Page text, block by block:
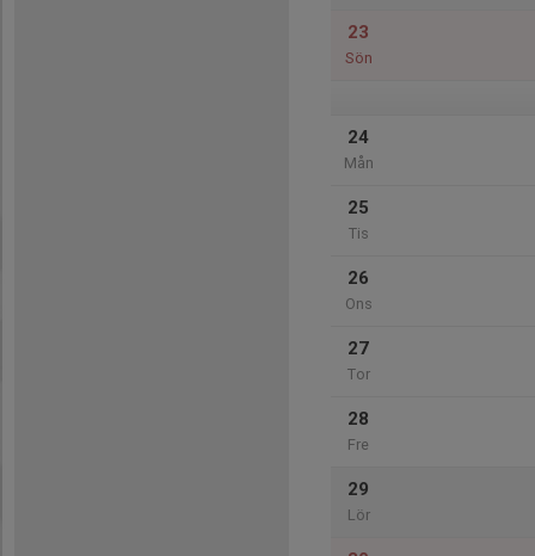
23
Sön
24
Mån
25
Tis
26
Ons
27
Tor
28
Fre
29
Lör